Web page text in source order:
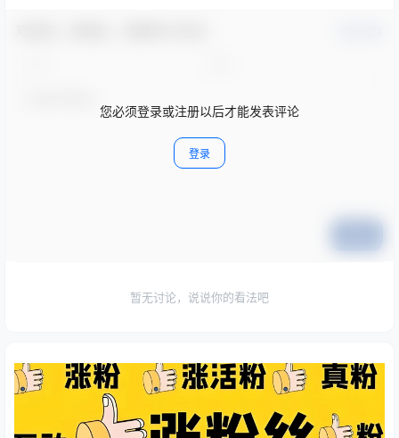
您必须登录或注册以后才能发表评论
登录
暂无讨论，说说你的看法吧